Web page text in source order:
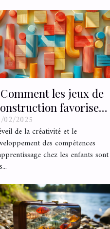
Comment les jeux de
favorisent
la créativité et
l'apprentissage
02/2025
de la créativité et le
des compétences
chez les enfants sont